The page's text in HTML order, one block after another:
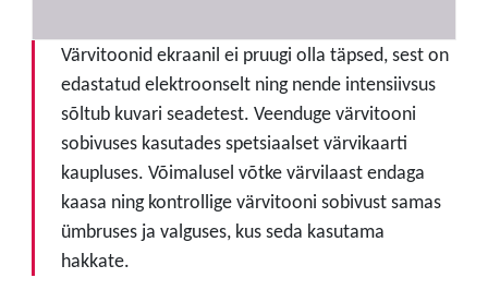
Värvitoonid ekraanil ei pruugi olla täpsed, sest on
edastatud elektroonselt ning nende intensiivsus
sõltub kuvari seadetest. Veenduge värvitooni
sobivuses kasutades spetsiaalset värvikaarti
kaupluses. Võimalusel võtke värvilaast endaga
kaasa ning kontrollige värvitooni sobivust samas
ümbruses ja valguses, kus seda kasutama
hakkate.